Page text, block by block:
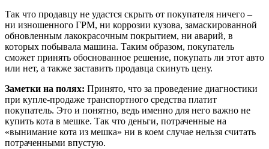
Так что продавцу не удастся скрыть от покупателя ничего –
ни изношенного ГРМ, ни коррозии кузова, замаскированной
обновленным лакокрасочным покрытием, ни аварий, в
которых побывала машина. Таким образом, покупатель
сможет принять обоснованное решение, покупать ли этот авто
или нет, а также заставить продавца скинуть цену.
Заметки на полях: Принято, что за проведение диагностики
при купле-продаже транспортного средства платит
покупатель. Это и понятно, ведь именно для него важно не
купить кота в мешке. Так что деньги, потраченные на
«вынимание кота из мешка» ни в коем случае нельзя считать
потраченными впустую.